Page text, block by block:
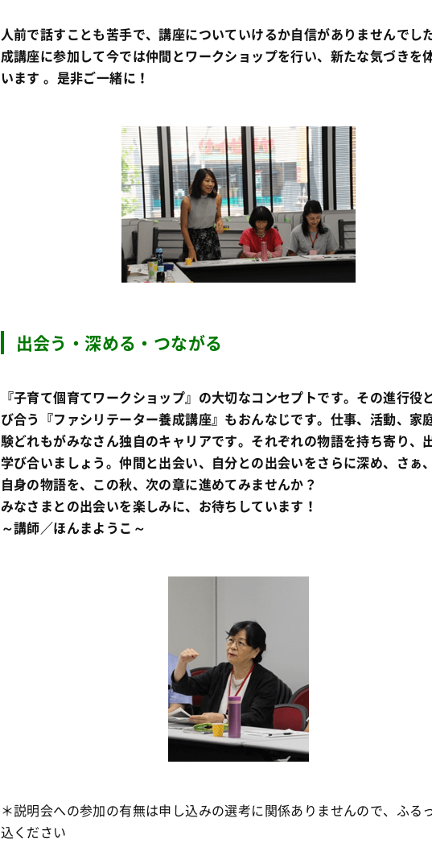
人前で話すことも苦手で、講座についていけるか自信がありませんでし
成講座に参加して今では仲間とワークショップを行い、新たな気づきを
います 。是非ご一緒に！
出会う・深める・つながる
『子育て個育てワークショップ』の大切なコンセプトです。その進行役
び合う『ファシリテーター養成講座』もおんなじです。仕事、活動、家
験どれもがみなさん独自のキャリアです。それぞれの物語を持ち寄り、
学び合いましょう。仲間と出会い、自分との出会いをさらに深め、さぁ
自身の物語を、この秋、次の章に進めてみませんか？
みなさまとの出会いを楽しみに、お待ちしています！
～講師／ほんまようこ～
＊説明会への参加の有無は申し込みの選考に関係ありませんので、ふる
込ください